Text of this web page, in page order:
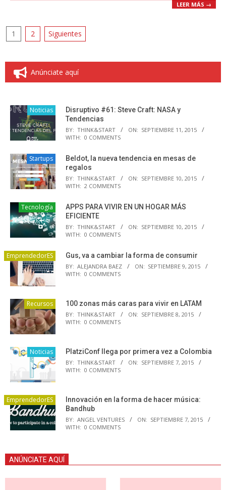
LEER MÁS →
Paginación
entradas
1 2 Siguientes
Anúnciate aquí
Noticias
Disruptivo #61: Steve Craft: NASA y
Tendencias
BY: THINK&START ON: SEPTIEMBRE 11, 2015
WITH: 0 COMMENTS
Startups
Beldot, la nueva tendencia en mesas de
regalos
BY: THINK&START ON: SEPTIEMBRE 10, 2015
WITH: 2 COMMENTS
Tecnología
APPS PARA VIVIR EN UN HOGAR MÁS
EFICIENTE
BY: THINK&START ON: SEPTIEMBRE 10, 2015
WITH: 0 COMMENTS
EmprendedorES Gus, va a cambiar la forma de consumir
BY: ALEJANDRA BAEZ ON: SEPTIEMBRE 9, 2015
WITH: 0 COMMENTS
Recursos 100 zonas más caras para vivir en LATAM
BY: THINK&START ON: SEPTIEMBRE 8, 2015
WITH: 0 COMMENTS
Noticias PlatziConf llega por primera vez a Colombia
BY: THINK&START ON: SEPTIEMBRE 7, 2015
WITH: 0 COMMENTS
EmprendedorES
Innovación en la forma de hacer música:
Bandhub
BY: ANGEL VENTURES ON: SEPTIEMBRE 7, 2015
WITH: 0 COMMENTS
ANÚNCIATE AQUÍ